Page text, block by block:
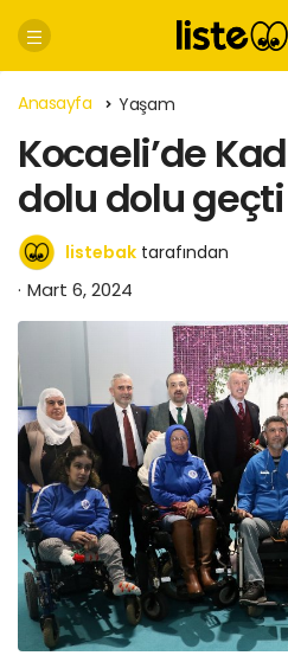
Anasayfa Yaşam
Kocaeli’de
dolu dolu geçti
listebak tarafından
Mart 6, 2024